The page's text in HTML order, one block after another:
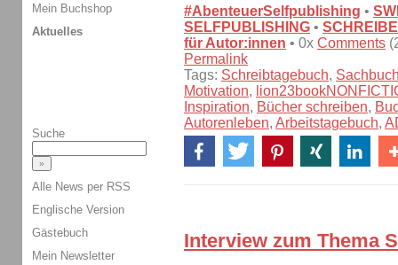
#AbenteuerSelfpublishing •
SELFPUBLISHING •
für Autor:innen • 0x Comments
Permalink
Tags: Schreibtagebuch,
Motivation,
Inspiration, Bücher schreiben,
Autorenleben, Arbeitstagebuch,
Interview zum Thema
Mein Buchshop
Aktuelles
Suche
Alle News per RSS
Englische Version
Gästebuch
Mein Newsletter